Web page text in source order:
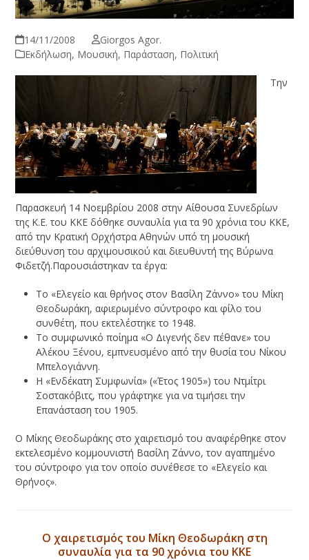
14/11/2008
Giorgos Agor.
Εκδήλωση, Μουσική, Παράσταση, Πολιτική
Την
Παρασκευή 14 Νοεμβρίου 2008 στην Αίθουσα Συνεδρίων
της Κ.Ε. του ΚΚΕ δόθηκε συναυλία για τα 90 χρόνια του ΚΚΕ,
από την Κρατική Ορχήστρα Αθηνών υπό τη μουσική
διεύθυνση του αρχιμουσικού και διευθυντή της Βύρωνα
Φιδετζή.Παρουσιάστηκαν τα έργα:
Το «Ελεγείο και θρήνος στον Βασίλη Ζάννο» του Μίκη
Θεοδωράκη, αφιερωμένο σύντροφο και φίλο του
συνθέτη, που εκτελέστηκε το 1948.
Το συμφωνικό ποίημα «Ο Διγενής δεν πέθανε» του
Αλέκου Ξένου, εμπνευσμένο από την θυσία του Νίκου
Μπελογιάννη.
Η «Ενδέκατη Συμφωνία» («Έτος 1905») του Ντμίτρι
Σοστακόβιτς, που γράφτηκε για να τιμήσει την
Επανάσταση του 1905.
Ο Μίκης Θεοδωράκης στο χαιρετισμό του αναφέρθηκε στον
εκτελεσμένο κομμουνιστή Βασίλη Ζάννο, τον αγαπημένο
του σύντροφο για τον οποίο συνέθεσε το «Ελεγείο και
Θρήνος».
Ο χαιρετισμός του Μίκη Θεοδωράκη στη
συναυλία για τα 90 χρόνια του ΚΚΕ